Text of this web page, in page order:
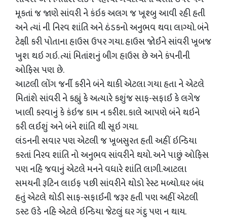
મૂકતાં જ જાણે સાંવરી ને કંઇક અલગ જ ખૂશ્બુ આવી રહી હતી
અને ત્યાં ની નિરવ શાંતિ અને ઠંડકનો અનુભવ થવા લાગ્યો. બંને
ટેક્ષી કરી પોતાના હાઉસ ઉપર ગયા. હાઉસ જોઈને સાંવરી ખૂબજ
ખુશ થઇ ગઇ. ત્યાં મિતાંશનું બીગ હાઉસ છે અને કંપનીની
ઓફિસ પણ છે.
આટલી લોંગ જર્ની કરીને બંને થાકી એટલા ગયા હતા ને એટલે
મિતાંશે સાંવરી ને કહ્યું કે અત્યારે કશુંજ સાફ-સફાઈ કે લગેજ
ખાલી કરવાનું કે કંઇજ કામ ન કરીશ. કાલે આપણે બંને થઇને
કરી લઈશું અને બંને શાંતિ થી સૂઇ ગયા.
લંડનની સવાર પણ એટલી જ ખૂબસુરત હતી અહીં ઇન્ડિયા
કરતાં નિરવ શાંતિ નો અનુભવ સાંવરીને થયો. અને પાછું ઓફિસ
પણ નહિ જવાનું એટલે મનને વધારે શાંતિ લાગી.આટલા
સમયની રૂટિન લાઇફ પછી સાંવરીને થોડો રેસ્ટ મળ્યો.ઘર બંધ
હતું એટલે થોડી સાફ-સફાઈની જરૂર હતી પણ અહીં એટલી
ડસ્ટ ઉડે નહિ એટલે ઇન્ડિયા જેટલું ઘર ગંદુ પણ ન થાય.